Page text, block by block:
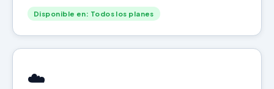
Disponible en: Todos los planes
☁️